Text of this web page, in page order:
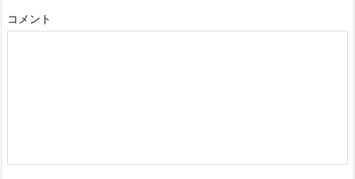
コメント